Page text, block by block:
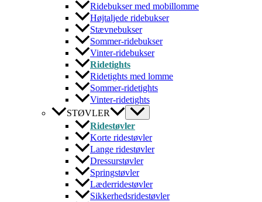
Ridebukser med mobillomme
Højtaljede ridebukser
Stævnebukser
Sommer-ridebukser
Vinter-ridebukser
Ridetights
Ridetights med lomme
Sommer-ridetights
Vinter-ridetights
STØVLER
Ridestøvler
Korte ridestøvler
Lange ridestøvler
Dressurstøvler
Springstøvler
Læderridestøvler
Sikkerhedsridestøvler